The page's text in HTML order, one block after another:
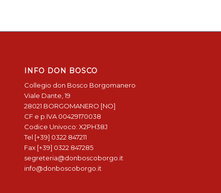
INFO DON BOSCO
Collegio don Bosco Borgomanero
Viale Dante, 19
28021 BORGOMANERO [NO]
CF e p.IVA 00429170038
Codice Univoco: X2PH38J
Tel [+39] 0322 847211
Fax [+39] 0322 847285
segreteria@donboscoborgo.it
info@donboscoborgo.it